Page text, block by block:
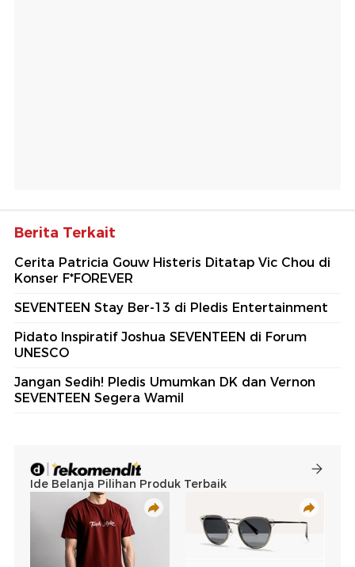
Berita Terkait
Cerita Patricia Gouw Histeris Ditatap Vic Chou di
Konser F*FOREVER
SEVENTEEN Stay Ber-13 di Pledis Entertainment
Pidato Inspiratif Joshua SEVENTEEN di Forum
UNESCO
Jangan Sedih! Pledis Umumkan DK dan Vernon
SEVENTEEN Segera Wamil